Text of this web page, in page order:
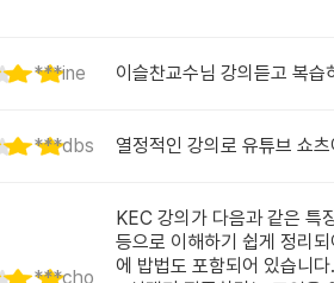
***ine 이슬찬교수님 강의듣고 복
***dbs 열정적인 강의로 유튜브 쇼
***cho
KEC 강의가 다음과 같은 특
등으로 이해하기 쉽게 정리
에 밥법도 포함되어 있습니